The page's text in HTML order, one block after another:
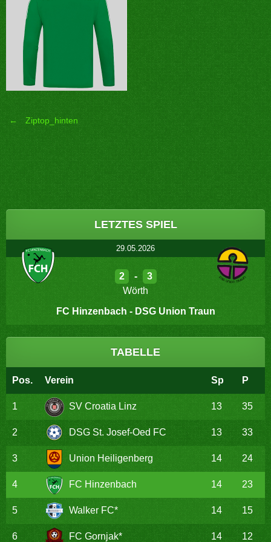
Post
navigation
← Ziptop_hinten
LETZTES SPIEL
29.05.2026
2 -
3
Wörth
FC Hinzenbach - DSG Union Traun
TABELLE
Pos. Verein Sp P
1 SV Croatia Linz 13 35
2 DSG St. Josef-Oed FC 13 33
3 Union Heiligenberg 14 24
4 FC Hinzenbach 14 23
5 Walker FC* 14 15
6 FC Gornjak* 14 12